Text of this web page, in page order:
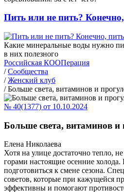
Пить или не пить?
Какие минеральные воды нужно
в них полезного
Российская КООПерация
/ Сообщества
/ Женский клуб
/ Больше света, витаминов и
№ 40(1377) от 10.10.2024
Больше света, витаминов и
Елена Николаева
Хотя на улице достаточно тепло,
горами настоящие осенние холода.
подготовиться к смене сезона.
советов, которые при кажущейся
эффективны и помогают